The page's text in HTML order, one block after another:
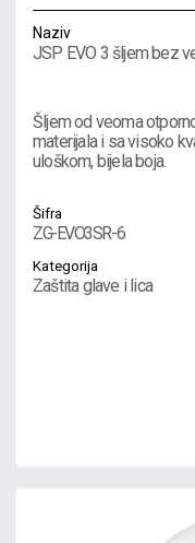
Naziv
JSP EVO 3 šljem bez
Šljem od veoma
materijala i sa visoko
uloškom, bijela boja.
Šifra
ZG-EVO3SR-6
Kategorija
Zaštita glave i lica